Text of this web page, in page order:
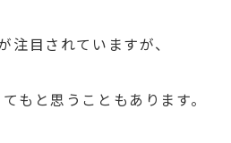
目されていますが、
もと思うこともあります。